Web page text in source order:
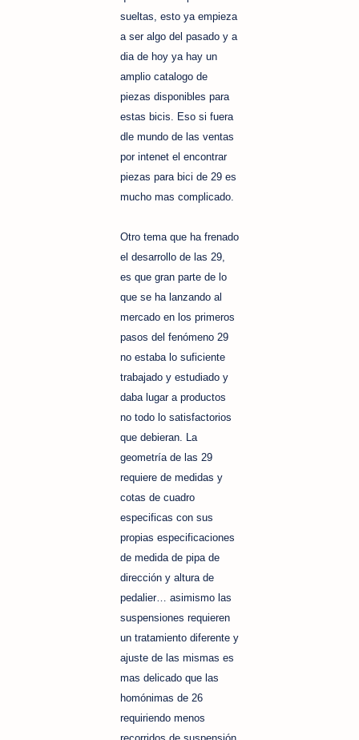
sueltas, esto ya empieza
a ser algo del pasado y a
dia de hoy ya hay un
amplio catalogo de
piezas disponibles para
estas bicis. Eso si fuera
dle mundo de las ventas
por intenet el encontrar
piezas para bici de 29 es
mucho mas complicado.
Otro tema que ha frenado
el desarrollo de las 29,
es que gran parte de lo
que se ha lanzando al
mercado en los primeros
pasos del fenómeno 29
no estaba lo suficiente
trabajado y estudiado y
daba lugar a productos
no todo lo satisfactorios
que debieran. La
geometría de las 29
requiere de medidas y
cotas de cuadro
especificas con sus
propias especificaciones
de medida de pipa de
dirección y altura de
pedalier… asimismo las
suspensiones requieren
un tratamiento diferente y
ajuste de las mismas es
mas delicado que las
homónimas de 26
requiriendo menos